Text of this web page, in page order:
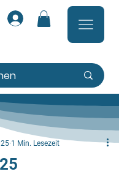
1 Min. Lesezeit